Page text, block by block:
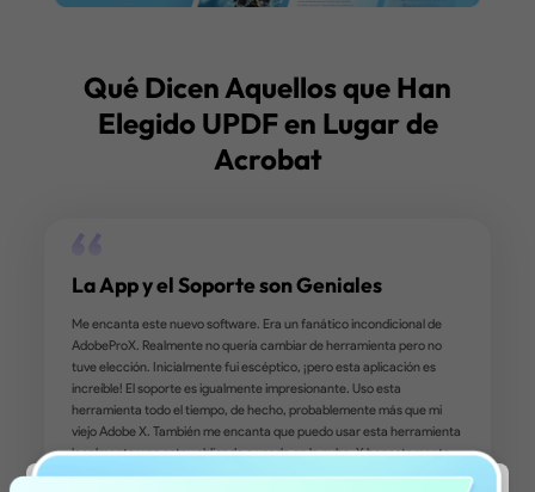
Qué Dicen Aquellos que Han
Elegido UPDF en Lugar de
Acrobat